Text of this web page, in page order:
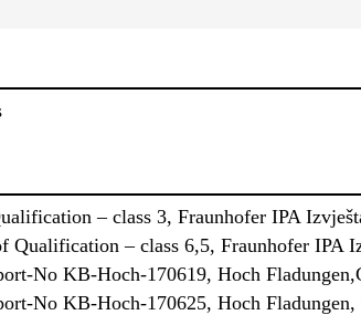
– class 3, Fraunhofer IPA
Qualification – class 6,5, Fraunhofer IPA
No KB-Hoch-170619, Hoch
No KB-Hoch-170625, Hoch Fladungen,